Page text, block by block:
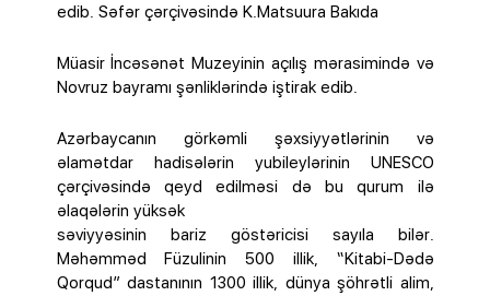
edib. Səfər çərçivəsində K.Matsuura Bakıda
Müasir İncəsənət Muzeyinin açılış mərasimində və
Novruz bayramı şənliklərində iştirak edib.
Azərbaycanın görkəmli şəxsiyyətlərinin və
əlamətdar hadisələrin yubileylərinin UNESCO
çərçivəsində qeyd edilməsi də bu qurum ilə
əlaqələrin yüksək
səviyyəsinin bariz göstəricisi sayıla bilər.
Məhəmməd Füzulinin 500 illik, “Kitabi-Dədə
Qorqud” dastanının 1300 illik, dünya şöhrətli alim,